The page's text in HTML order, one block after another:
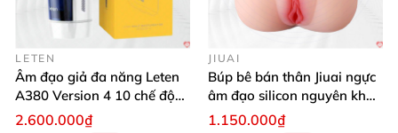
LETEN
Âm đạo giả đa năng Leten
A380 Version 4 10 chế độ
bú mút sục
2.600.000₫
JIUAI
Búp bê bán thân Jiuai ngực
âm đạo silicon nguyên khối
cao cấp
1.150.000₫